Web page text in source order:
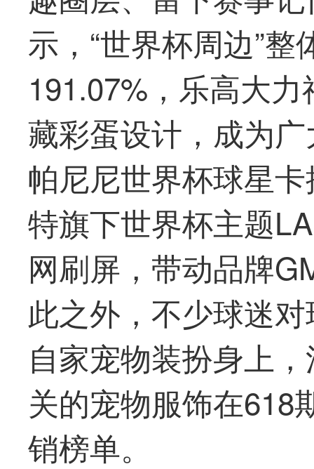
示，“世界杯周边”
191.07%，乐高大
藏彩蛋设计，成为
帕尼尼世界杯球星
特旗下世界杯主题
网刷屏，带动品牌
此之外，不少球迷
自家宠物装扮身上
关的宠物服饰在618
销榜单。